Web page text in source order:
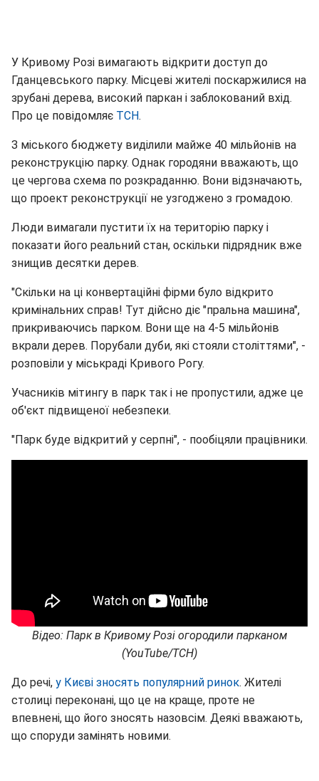
У Кривому Розі вимагають відкрити доступ до
Гданцевського парку. Місцеві жителі поскаржилися на
зрубані дерева, високий паркан і заблокований вхід.
Про це повідомляє ТСН.
З міського бюджету виділили майже 40 мільйонів на
реконструкцію парку. Однак городяни вважають, що
це чергова схема по розкраданню. Вони відзначають,
що проект реконструкції не узгоджено з громадою.
Люди вимагали пустити їх на територію парку і
показати його реальний стан, оскільки підрядник вже
знищив десятки дерев.
"Скільки на ці конвертаційні фірми було відкрито
кримінальних справ! Тут дійсно діє "пральна машина",
прикриваючись парком. Вони ще на 4-5 мільйонів
вкрали дерев. Порубали дуби, які стояли століттями", -
розповіли у міськраді Кривого Рогу.
Учасників мітингу в парк так і не пропустили, адже це
об'єкт підвищеної небезпеки.
"Парк буде відкритий у серпні", - пообіцяли працівники.
Відео: Парк в Кривому Розі огородили парканом
(YouTube/ТСН)
До речі, у Києві зносять популярний ринок. Жителі
столиці переконані, що це на краще, проте не
впевнені, що його зносять назовсім. Деякі вважають,
що споруди замінять новими.